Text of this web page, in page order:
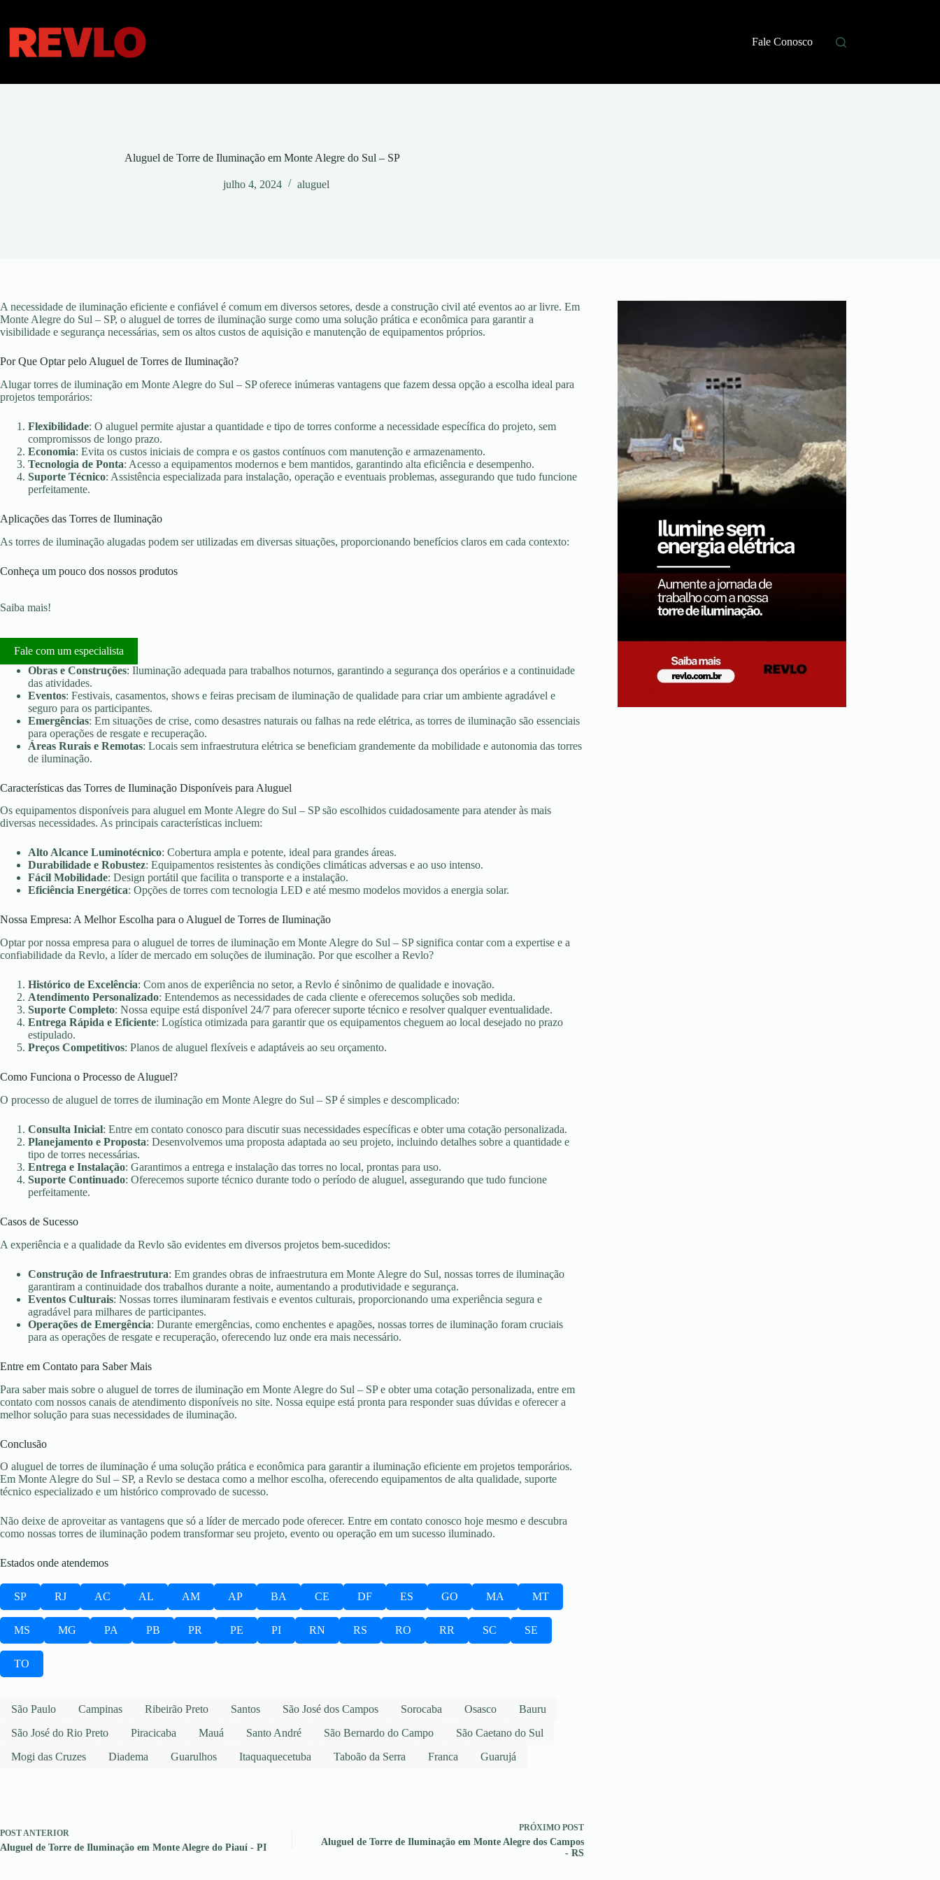
conteúdo
Fale Conosco
Aluguel de Torre de Iluminação em Monte Alegre do Sul – SP
julho 4, 2024 aluguel
A necessidade de iluminação eficiente e confiável é comum em diversos setores, desde a construção civil até eventos ao ar livre. Em
Monte Alegre do Sul – SP, o aluguel de torres de iluminação surge como uma solução prática e econômica para garantir a
visibilidade e segurança necessárias, sem os altos custos de aquisição e manutenção de equipamentos próprios.
Por Que Optar pelo Aluguel de Torres de Iluminação?
Alugar torres de iluminação em Monte Alegre do Sul – SP oferece inúmeras vantagens que fazem dessa opção a escolha ideal para
projetos temporários:
Flexibilidade: O aluguel permite ajustar a quantidade e tipo de torres conforme a necessidade específica do projeto, sem
compromissos de longo prazo.
Economia: Evita os custos iniciais de compra e os gastos contínuos com manutenção e armazenamento.
Tecnologia de Ponta: Acesso a equipamentos modernos e bem mantidos, garantindo alta eficiência e desempenho.
Suporte Técnico: Assistência especializada para instalação, operação e eventuais problemas, assegurando que tudo funcione
perfeitamente.
Aplicações das Torres de Iluminação
As torres de iluminação alugadas podem ser utilizadas em diversas situações, proporcionando benefícios claros em cada contexto:
Conheça um pouco dos nossos produtos
Saiba mais!
Fale com um especialista
Obras e Construções: Iluminação adequada para trabalhos noturnos, garantindo a segurança dos operários e a continuidade
das atividades.
Eventos: Festivais, casamentos, shows e feiras precisam de iluminação de qualidade para criar um ambiente agradável e
seguro para os participantes.
Emergências: Em situações de crise, como desastres naturais ou falhas na rede elétrica, as torres de iluminação são essenciais
para operações de resgate e recuperação.
Áreas Rurais e Remotas: Locais sem infraestrutura elétrica se beneficiam grandemente da mobilidade e autonomia das torres
de iluminação.
Características das Torres de Iluminação Disponíveis para Aluguel
Os equipamentos disponíveis para aluguel em Monte Alegre do Sul – SP são escolhidos cuidadosamente para atender às mais
diversas necessidades. As principais características incluem:
Alto Alcance Luminotécnico: Cobertura ampla e potente, ideal para grandes áreas.
Durabilidade e Robustez: Equipamentos resistentes às condições climáticas adversas e ao uso intenso.
Fácil Mobilidade: Design portátil que facilita o transporte e a instalação.
Eficiência Energética: Opções de torres com tecnologia LED e até mesmo modelos movidos a energia solar.
Nossa Empresa: A Melhor Escolha para o Aluguel de Torres de Iluminação
Optar por nossa empresa para o aluguel de torres de iluminação em Monte Alegre do Sul – SP significa contar com a expertise e a
confiabilidade da Revlo, a líder de mercado em soluções de iluminação. Por que escolher a Revlo?
Histórico de Excelência: Com anos de experiência no setor, a Revlo é sinônimo de qualidade e inovação.
Atendimento Personalizado: Entendemos as necessidades de cada cliente e oferecemos soluções sob medida.
Suporte Completo: Nossa equipe está disponível 24/7 para oferecer suporte técnico e resolver qualquer eventualidade.
Entrega Rápida e Eficiente: Logística otimizada para garantir que os equipamentos cheguem ao local desejado no prazo
estipulado.
Preços Competitivos: Planos de aluguel flexíveis e adaptáveis ao seu orçamento.
Como Funciona o Processo de Aluguel?
O processo de aluguel de torres de iluminação em Monte Alegre do Sul – SP é simples e descomplicado:
Consulta Inicial: Entre em contato conosco para discutir suas necessidades específicas e obter uma cotação personalizada.
Planejamento e Proposta: Desenvolvemos uma proposta adaptada ao seu projeto, incluindo detalhes sobre a quantidade e
tipo de torres necessárias.
Entrega e Instalação: Garantimos a entrega e instalação das torres no local, prontas para uso.
Suporte Continuado: Oferecemos suporte técnico durante todo o período de aluguel, assegurando que tudo funcione
perfeitamente.
Casos de Sucesso
A experiência e a qualidade da Revlo são evidentes em diversos projetos bem-sucedidos:
Construção de Infraestrutura: Em grandes obras de infraestrutura em Monte Alegre do Sul, nossas torres de iluminação
garantiram a continuidade dos trabalhos durante a noite, aumentando a produtividade e segurança.
Eventos Culturais: Nossas torres iluminaram festivais e eventos culturais, proporcionando uma experiência segura e
agradável para milhares de participantes.
Operações de Emergência: Durante emergências, como enchentes e apagões, nossas torres de iluminação foram cruciais
para as operações de resgate e recuperação, oferecendo luz onde era mais necessário.
Entre em Contato para Saber Mais
Para saber mais sobre o aluguel de torres de iluminação em Monte Alegre do Sul – SP e obter uma cotação personalizada, entre em
contato com nossos canais de atendimento disponíveis no site. Nossa equipe está pronta para responder suas dúvidas e oferecer a
melhor solução para suas necessidades de iluminação.
Conclusão
O aluguel de torres de iluminação é uma solução prática e econômica para garantir a iluminação eficiente em projetos temporários.
Em Monte Alegre do Sul – SP, a Revlo se destaca como a melhor escolha, oferecendo equipamentos de alta qualidade, suporte
técnico especializado e um histórico comprovado de sucesso.
Não deixe de aproveitar as vantagens que só a líder de mercado pode oferecer. Entre em contato conosco hoje mesmo e descubra
como nossas torres de iluminação podem transformar seu projeto, evento ou operação em um sucesso iluminado.
Estados onde atendemos
SP RJ AC AL AM AP BA CE DF ES GO MA MT
MS MG PA PB PR PE PI RN RS RO RR SC SE
TO
São Paulo Campinas Ribeirão Preto Santos São José dos Campos Sorocaba Osasco
Bauru
São José do Rio Preto
Piracicaba Mauá Santo André São Bernardo do Campo
São Caetano do Sul
Mogi das Cruzes
Diadema Guarulhos Itaquaquecetuba Taboão da Serra Franca Guarujá
POSTANTERIOR
Aluguel de Torre de Iluminação em Monte Alegre do Piauí - PI
PRÓXIMO POST
Aluguel de Torre de Iluminação em Monte Alegre dos Campos
- RS